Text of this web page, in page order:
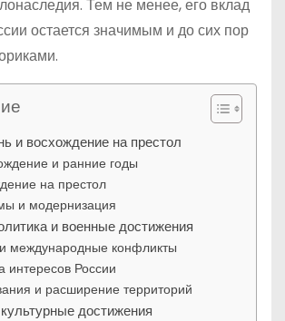
Тем не менее, его вклад
остается значимым и до сих пор
и восхождение на престол
и ранние годы
на престол
и модернизация
и военные достижения
международные конфликты
интересов России
и расширение территорий
достижения